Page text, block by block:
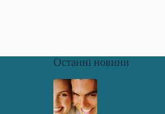
Останні новини